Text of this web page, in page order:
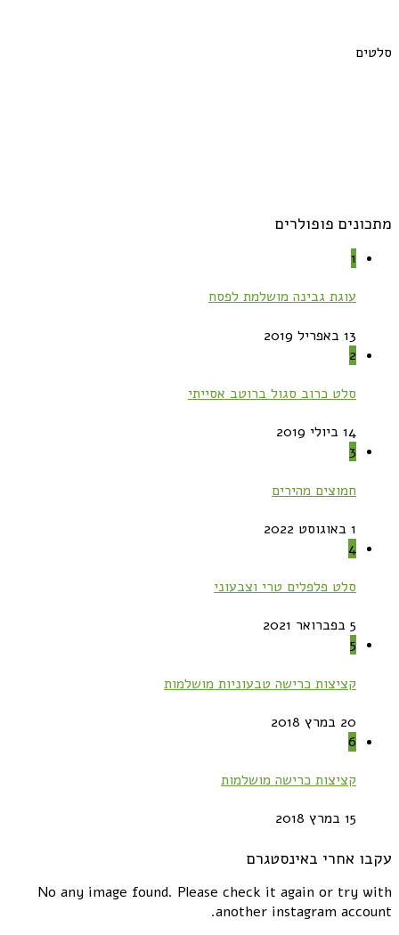
סלטים
מתכונים פופולרים
1
עוגת גבינה מושלמת לפסח
13 באפריל 2019
2
סלט כרוב סגול ברוטב אסייתי
14 ביולי 2019
3
חמוצים מהירים
1 באוגוסט 2022
4
סלט פלפלים טרי וצבעוני
5 בפברואר 2021
5
קציצות כרישה טבעוניות מושלמות
20 במרץ 2018
6
קציצות כרישה מושלמות
15 במרץ 2018
עקבו אחרי באינסטגרם
No any image found. Please check it again or try with
another instagram account.